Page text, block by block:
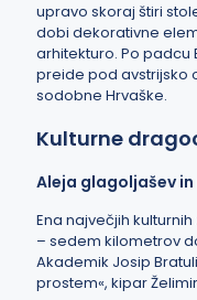
upravo skoraj štiri
dobi dekorativne
arhitekturo. Po padcu
preide pod avstrijsko
sodobne Hrvaške.
Kulturne
Aleja glagoljašev
Ena največjih
– sedem kilometrov
Akademik Josip
prostem«, kipar